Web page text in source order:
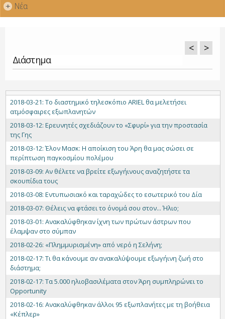
+ Νέα
Διάστημα
< >
2018-03-21: Tο διαστημικό τηλεσκόπιο ARIEL θα μελετήσει
ατμόσφαιρες εξωπλανητών
2018-03-12: Ερευνητές σχεδιάζουν το «Σφυρί» για την προστασία
της Γης
2018-03-12: Έλον Μασκ: Η αποίκιση του Άρη θα μας σώσει σε
περίπτωση παγκοσμίου πολέμου
2018-03-09: Αν θέλετε να βρείτε εξωγήινους αναζητήστε τα
σκουπίδια τους
2018-03-08: Εντυπωσιακό και ταραχώδες το εσωτερικό του Δία
2018-03-07: Θέλεις να φτάσει το όνομά σου στον... Ήλιο;
2018-03-01: Ανακαλύφθηκαν ίχνη των πρώτων άστρων που
έλαμψαν στο σύμπαν
2018-02-26: «Πλημμυρισμένη» από νερό η Σελήνη;
2018-02-17: Τι θα κάνουμε αν ανακαλύψουμε εξωγήινη ζωή στο
διάστημα;
2018-02-17: Τα 5.000 ηλιοβασιλέματα στον Άρη συμπληρώνει το
Opportunity
2018-02-16: Ανακαλύφθηκαν άλλοι 95 εξωπλανήτες με τη βοήθεια
«Κέπλερ»